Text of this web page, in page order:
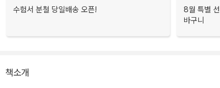
수험서 분철 당일배송 오픈!
8월 특별
바구니
책소개